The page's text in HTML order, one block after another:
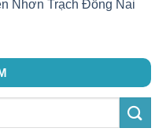
Nhơn Trạch Đồng Nai